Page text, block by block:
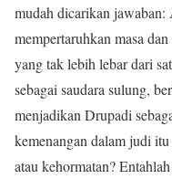
mudah dicarikan
mempertaruhkan masa
yang tak lebih lebar dari
sebagai saudara sulung,
menjadikan Drupadi
kemenangan dalam judi
atau kehormatan?